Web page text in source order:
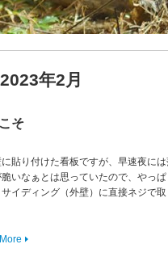
2023年2月
そ
に貼り付けた看板ですが、早速夜に
いなぁとは思っていたので、やっ
イディング（外壁）に直接ネジで